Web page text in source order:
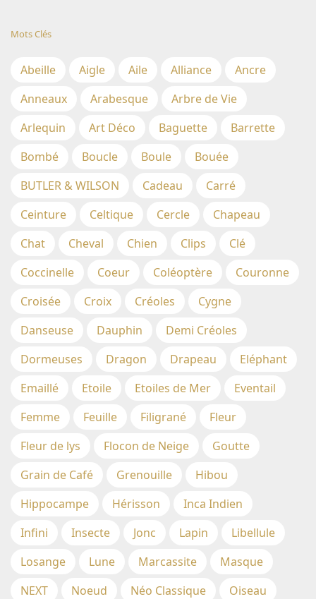
Mots Clés
Abeille Aigle Aile Alliance
Ancre
Anneaux
Arabesque
Arbre de Vie
Arlequin
Art Déco Baguette
Barrette
Bombé
Boucle Boule
Bouée
BUTLER & WILSON
Cadeau
Carré
Ceinture
Celtique Cercle
Chapeau
Chat
Cheval Chien Clips
Clé
Coccinelle
Coeur Coléoptère
Couronne
Croisée
Croix Créoles
Cygne
Danseuse
Dauphin
Demi Créoles
Dormeuses
Dragon Drapeau
Eléphant
Emaillé
Etoile Etoiles de Mer
Eventail
Femme
Feuille Filigrané
Fleur
Fleur de lys
Flocon de Neige
Goutte
Grain de Café
Grenouille
Hibou
Hippocampe
Hérisson
Inca Indien
Infini
Insecte Jonc Lapin
Libellule
Losange
Lune Marcassite
Masque
NEXT
Noeud Néo Classique
Oiseau